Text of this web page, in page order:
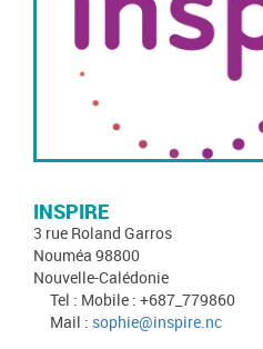
INSPIRE
3 rue Roland Garros
Nouméa 98800
Nouvelle-Calédonie
Tel : Mobile : +687_779860
Mail : sophie@inspire.nc